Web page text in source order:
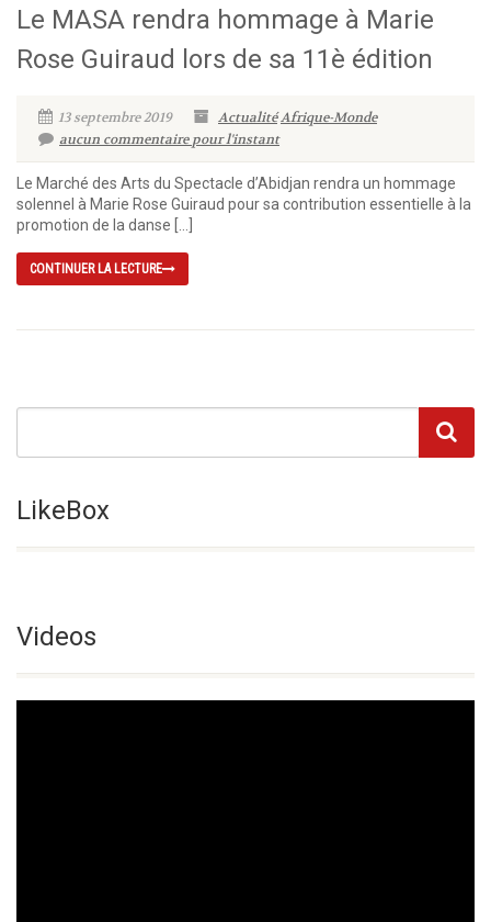
Le MASA rendra hommage à Marie
Rose Guiraud lors de sa 11è édition
13 septembre 2019 ActualitéAfrique-Monde
aucun commentaire pour l'instant
Le Marché des Arts du Spectacle d’Abidjan rendra un hommage
solennel à Marie Rose Guiraud pour sa contribution essentielle à la
promotion de la danse […]
CONTINUER LA LECTURE
LikeBox
Videos